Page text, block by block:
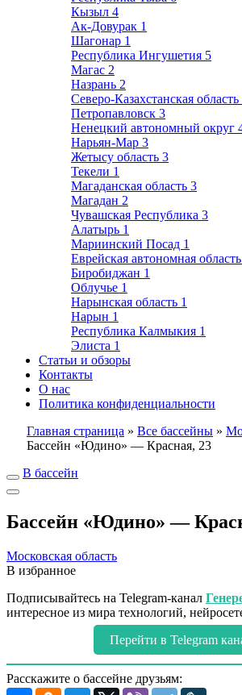
Кызыл 4
Ак-Довурак 1
Шагонар 1
Республика Ингушетия 5
Магас 2
Назрань 2
Северо-Казахстанская область
Петропавловск 3
Ненецкий автономный округ
Нарьян-Мар 3
Жетысу область 3
Текели 1
Магаданская область 3
Магадан 2
Чувашская Республика 3
Алатырь 1
Мариинский Посад 1
Еврейская автономная область
Биробиджан 1
Облучье 1
Нарынская область 1
Нарын 1
Республика Калмыкия 1
Элиста 1
Статьи и обзоры
Контакты
О нас
Политика конфиденциальности
Главная страница » Все бассейны »
Бассейн «Юдино» — Красная, 23
В бассейн
Бассейн «Юдино» —
Московская область
В избранное
Подписывайтесь на Telegram-канал
интересное из мира технологий,
Перейти в Telegram
Расскажите о бассейне друзьям: